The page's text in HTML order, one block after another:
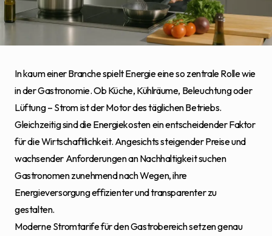
In kaum einer Branche spielt Energie eine so zentrale Rolle wie
in der Gastronomie. Ob Küche, Kühlräume, Beleuchtung oder
Lüftung – Strom ist der Motor des täglichen Betriebs.
Gleichzeitig sind die Energiekosten ein entscheidender Faktor
für die Wirtschaftlichkeit. Angesichts steigender Preise und
wachsender Anforderungen an Nachhaltigkeit suchen
Gastronomen zunehmend nach Wegen, ihre
Energieversorgung effizienter und transparenter zu
gestalten.
Moderne Stromtarife für den Gastrobereich setzen genau